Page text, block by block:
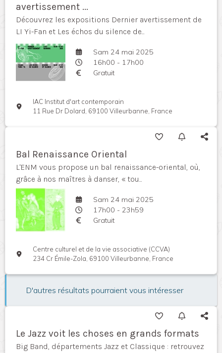
avertissement ...
Découvrez les expositions Dernier avertissement de
LI Yi-Fan et Les échos du silence de...
Sam 24 mai 2025
16h00 - 17h00
Gratuit
IAC Institut d'art contemporain
11 Rue Dr Dolard, 69100 Villeurbanne, France
Bal Renaissance Oriental
L'ENM vous propose un bal renaissance-oriental, où,
grâce à nos maîtres à danser, « tou...
Sam 24 mai 2025
17h00 - 23h59
Gratuit
Centre culturel et de la vie associative (CCVA)
234 Cr Émile-Zola, 69100 Villeurbanne, France
D'autres résultats pourraient vous intéresser
Le Jazz voit les choses en grands formats
Big Band, départements Jazz et Classique : retrouvez